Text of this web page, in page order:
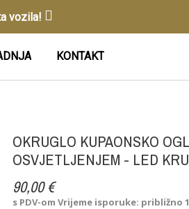
vozila!
KONTAKT
OKRUGLO KUPAONSKO
OSVJETLJENJEM - LED
90,00 €
s PDV-omVrijeme isporuke: približno